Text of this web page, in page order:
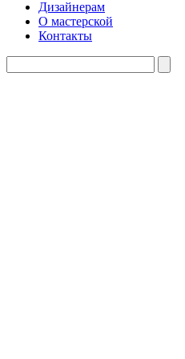
Дизайнерам
О мастерской
Контакты